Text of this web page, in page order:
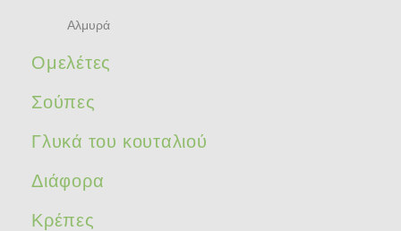
Αλμυρά
Ομελέτες
Σούπες
Γλυκά του κουταλιού
Διάφορα
Κρέπες